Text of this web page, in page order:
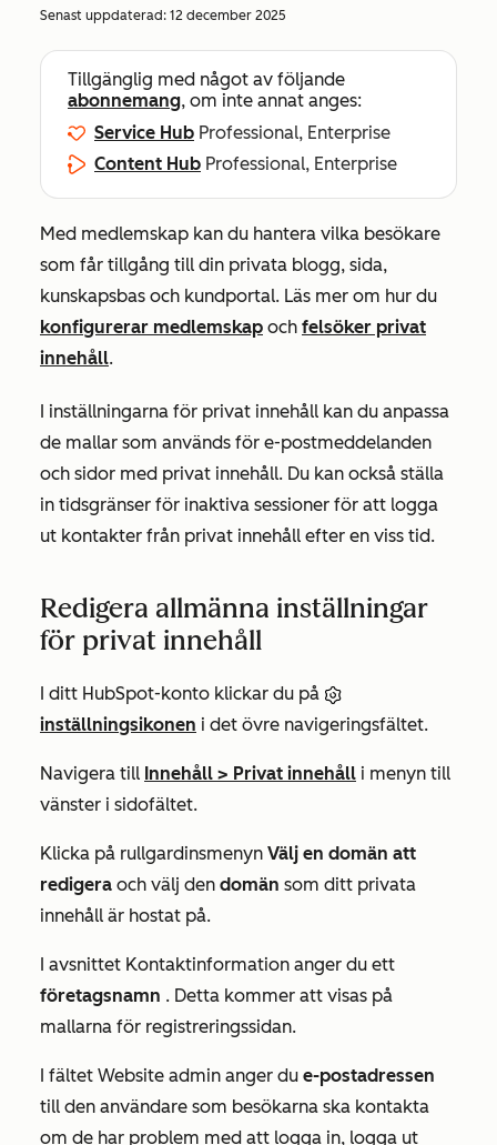
Senast uppdaterad: 12 december 2025
Tillgänglig med något av följande
abonnemang, om inte annat anges:
Service Hub Professional, Enterprise
Content Hub Professional, Enterprise
Med medlemskap kan du hantera vilka besökare
som får tillgång till din privata blogg, sida,
kunskapsbas och kundportal. Läs mer om hur du
konfigurerar medlemskap och felsöker privat
innehåll.
I inställningarna för privat innehåll kan du anpassa
de mallar som används för e-postmeddelanden
och sidor med privat innehåll. Du kan också ställa
in tidsgränser för inaktiva sessioner för att logga
ut kontakter från privat innehåll efter en viss tid.
Redigera allmänna inställningar
för privat innehåll
I ditt HubSpot-konto klickar du på
inställningsikonen i det övre navigeringsfältet.
Navigera till Innehåll > Privat innehåll i menyn till
vänster i sidofältet.
Klicka på rullgardinsmenyn Välj en domän att
redigera och välj den domän som ditt privata
innehåll är hostat på.
I avsnittet Kontaktinformation anger du ett
företagsnamn . Detta kommer att visas på
mallarna för registreringssidan.
I fältet Website admin anger du e-postadressen
till den användare som besökarna ska kontakta
om de har problem med att logga in, logga ut